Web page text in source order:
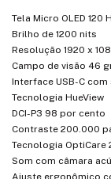
Tela Micro OLED 120
Brilho de 1200 nits
Resolução 1920 x
Campo de visão 46
Interface USB-C
Tecnologia HueView
DCI-P3 98 por cento
Contraste 200.000
Tecnologia OptiCare
Som com câmara
Ajuste ergonômico